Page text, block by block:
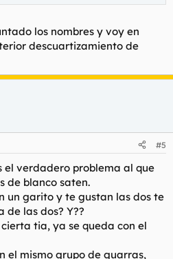
los nombres y voy en
descuartizamiento de
#5
el verdadero problema al que
de blanco saten.
un garito y te gustan las dos te
de las dos? Y??
tia, ya se queda con el
el mismo grupo de guarras,